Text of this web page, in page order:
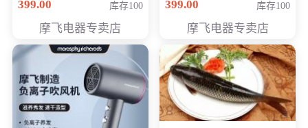
399.00 库存100
摩飞电器专卖店
399.00 库存100
摩飞电器专卖店